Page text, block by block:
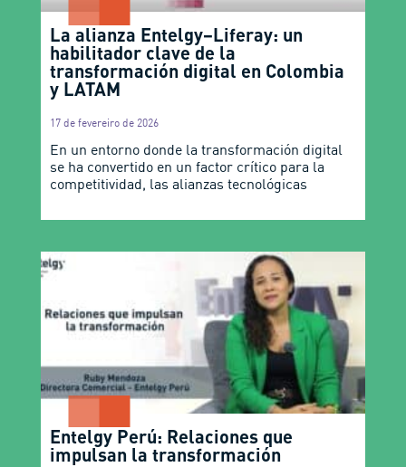
La alianza Entelgy–Liferay: un
habilitador clave de la
transformación digital en Colombia
y LATAM
17 de fevereiro de 2026
En un entorno donde la transformación digital
se ha convertido en un factor crítico para la
competitividad, las alianzas tecnológicas
Entelgy Perú: Relaciones que
impulsan la transformación